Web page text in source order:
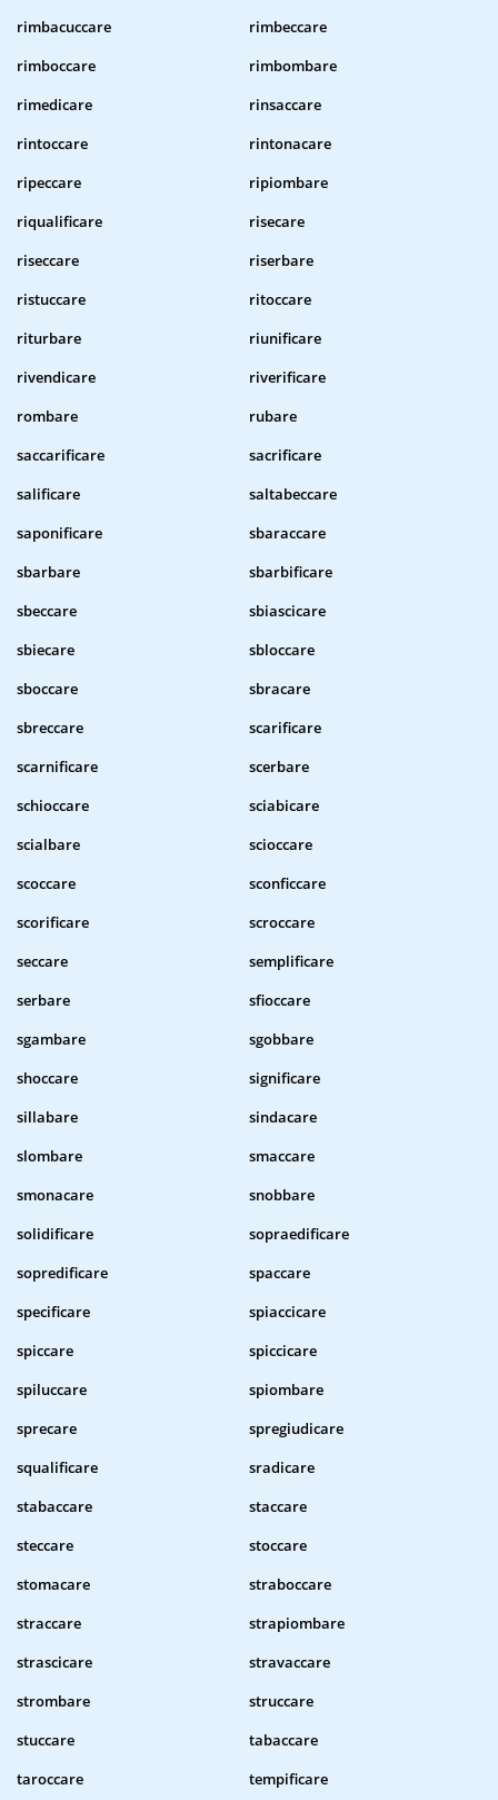
rimbacuccare
rimbeccare
rimboccare
rimbombare
rimedicare
rinsaccare
rintoccare
rintonacare
ripeccare
ripiombare
riqualificare
risecare
riseccare
riserbare
ristuccare
ritoccare
riturbare
riunificare
rivendicare
riverificare
rombare
rubare
saccarificare
sacrificare
salificare
saltabeccare
saponificare
sbaraccare
sbarbare
sbarbificare
sbeccare
sbiascicare
sbiecare
sbloccare
sboccare
sbracare
sbreccare
scarificare
scarnificare
scerbare
schioccare
sciabicare
scialbare
scioccare
scoccare
sconficcare
scorificare
scroccare
seccare
semplificare
serbare
sfioccare
sgambare
sgobbare
shoccare
significare
sillabare
sindacare
slombare
smaccare
smonacare
snobbare
solidificare
sopraedificare
sopredificare
spaccare
specificare
spiaccicare
spiccare
spiccicare
spiluccare
spiombare
sprecare
spregiudicare
squalificare
sradicare
stabaccare
staccare
steccare
stoccare
stomacare
straboccare
straccare
strapiombare
strascicare
stravaccare
strombare
struccare
stuccare
tabaccare
taroccare
tempificare